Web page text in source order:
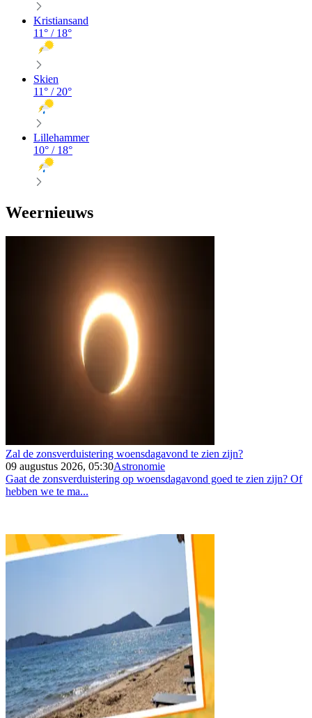
Kristiansand
11° / 18°
Skien
11° / 20°
Lillehammer
10° / 18°
Weernieuws
Zal de zonsverduistering woensdagavond te zien zijn?
09 augustus 2026, 05:30Astronomie
Gaat de zonsverduistering op woensdagavond goed te zien zijn? Of
hebben we te ma...